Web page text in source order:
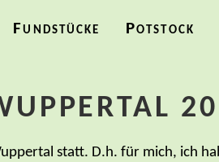
Fundstücke Potstock
statt. D.h. für mich, ich